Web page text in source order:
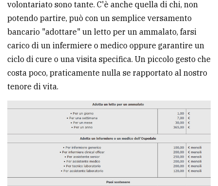
volontariato sono tante. C'è anche quella di chi, non
potendo partire, può con un semplice versamento
bancario "adottare" un letto per un ammalato, farsi
carico di un infermiere o medico oppure garantire un
ciclo di cure o una visita specifica. Un piccolo gesto che
costa poco, praticamente nulla se rapportato al nostro
tenore di vita.